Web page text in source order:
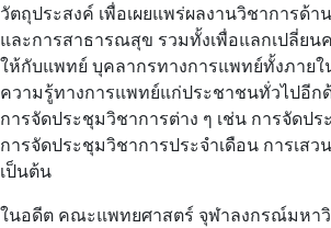
วัตถุประสงค์ เพื่อเผยแพร่ผลงานวิชาการด้า
และการสาธารณสุข รวมทั้งเพื่อแลกเปลี่ยน
ให้กับแพทย์ บุคลากรทางการแพทย์ทั้งภาย
ความรู้ทางการแพทย์แก่ประชาชนทั่วไปอีก
การจัดประชุมวิชาการต่าง ๆ เช่น การจัดป
การจัดประชุมวิชาการประจำเดือน การเส
เป็นต้น
ในอดีต คณะแพทยศาสตร์ จุฬาลงกรณ์มหา